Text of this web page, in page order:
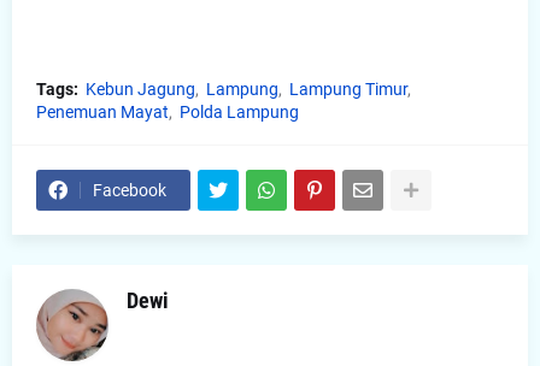
Tags: Kebun Jagung Lampung
Lampung Timur
Penemuan Mayat
Polda Lampung
Facebook
Dewi